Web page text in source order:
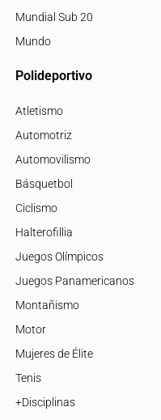
Mundial Sub 20
Mundo
Polideportivo
Atletismo
Automotriz
Automovilismo
Básquetbol
Ciclismo
Halterofillia
Juegos Olímpicos
Juegos Panamericanos
Montañismo
Motor
Mujeres de Élite
Tenis
+Disciplinas